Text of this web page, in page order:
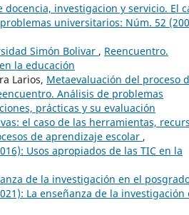
investigacion y servicio. El
universitarios: Núm. 52
Simón Bolivar , Reencuentro.
la educación
Larios, Metaevaluación del proceso
Análisis de problemas
prácticas y su evaluación
el caso de las herramientas,
de aprendizaje escolar ,
Usos apropiados de las TIC en la
de la investigación en el
La enseñanza de la investigación